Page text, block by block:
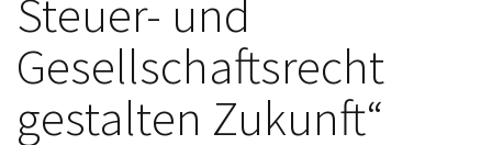
Steuer- und
Gesellschaftsrecht
gestalten Zukunft“